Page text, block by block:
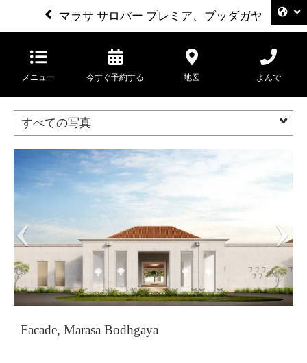
マラサ サロバー プレミア、ブッダガヤ
メニュー 今すぐ予約する 地図 よんで
すべての写真
Facade, Marasa Bodhgaya